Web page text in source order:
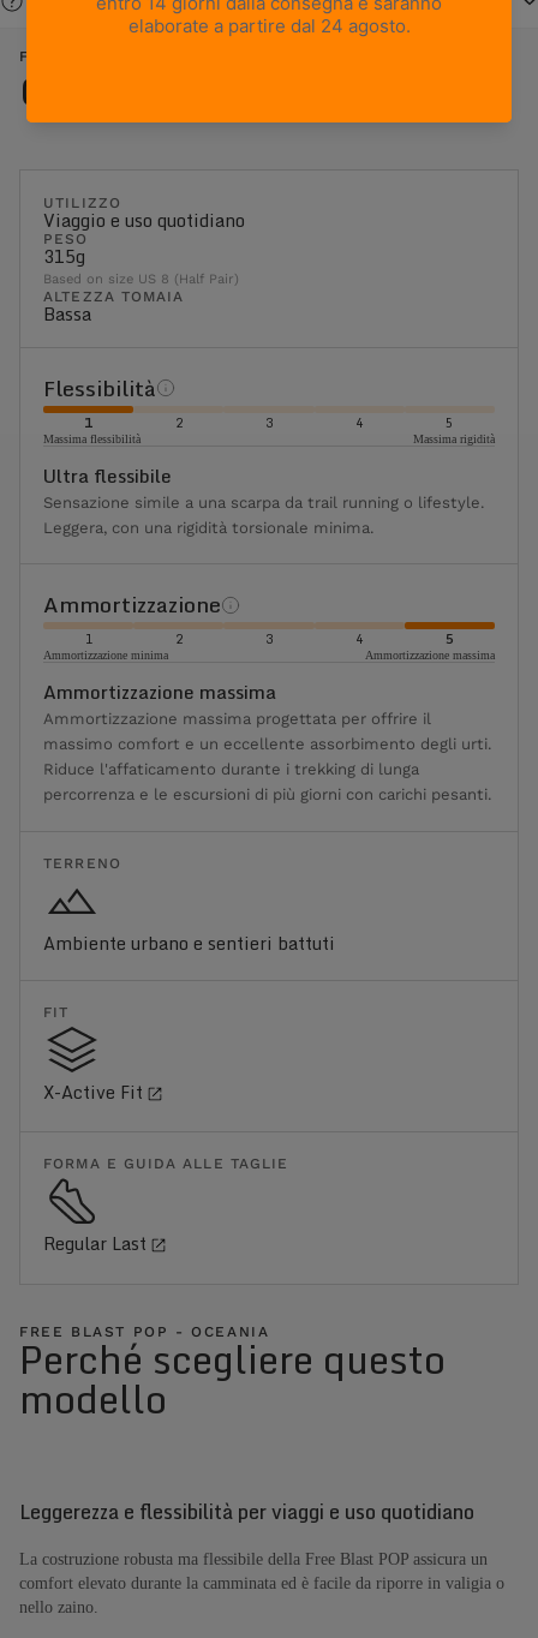
FREE BLAST POP - OCEANIA
Caratteristiche
UTILIZZO
Viaggio e uso quotidiano
PESO
315g
Based on size US 8 (Half Pair)
ALTEZZA TOMAIA
Bassa
Flessibilità
1 2 3 4 5
Massima flessibilità Massima rigidità
Ultra flessibile
Sensazione simile a una scarpa da trail running o lifestyle.
Leggera, con una rigidità torsionale minima.
Ammortizzazione
1 2 3 4 5
Ammortizzazione minima Ammortizzazione massima
Ammortizzazione massima
Ammortizzazione massima progettata per offrire il
massimo comfort e un eccellente assorbimento degli urti.
Riduce l'affaticamento durante i trekking di lunga
percorrenza e le escursioni di più giorni con carichi pesanti.
TERRENO
Ambiente urbano e sentieri battuti
FIT
X-Active Fit
FORMA E GUIDA ALLE TAGLIE
Regular Last
FREE BLAST POP - OCEANIA
Perché scegliere questo
modello
Leggerezza e flessibilità per viaggi e uso quotidiano
La costruzione robusta ma flessibile della Free Blast POP assicura un
comfort elevato durante la camminata ed è facile da riporre in valigia o
nello zaino.